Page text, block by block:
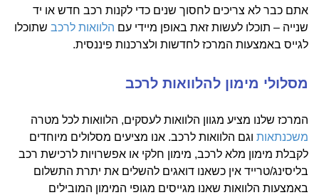
אתם כבר לא צריכים לחסוך שנים כדי לקנות רכב חדש או יד
שנייה – תוכלו לעשות זאת באופן מיידי עם הלוואות לרכב שתוכלו
לגייס באמצעות המרכז לחדשות ולצרכנות פיננסית.
מסלולי מימון להלוואות לרכב
המרכז שלנו מציע מגוון הלוואות לעסקים, הלוואות לכל מטרה
משכנתאות וגם הלוואות לרכב. אנו מציעים מסלולים מיוחדים
לקבלת מימון מלא לרכב, מימון חלקי או אפשרויות לרכישת רכב
בליסינג/טרייד אין כשאנו דואגים להשלים את יתרת התשלום
באמצעות הלוואות שאנו מגייסים מגופי המימון המובילים